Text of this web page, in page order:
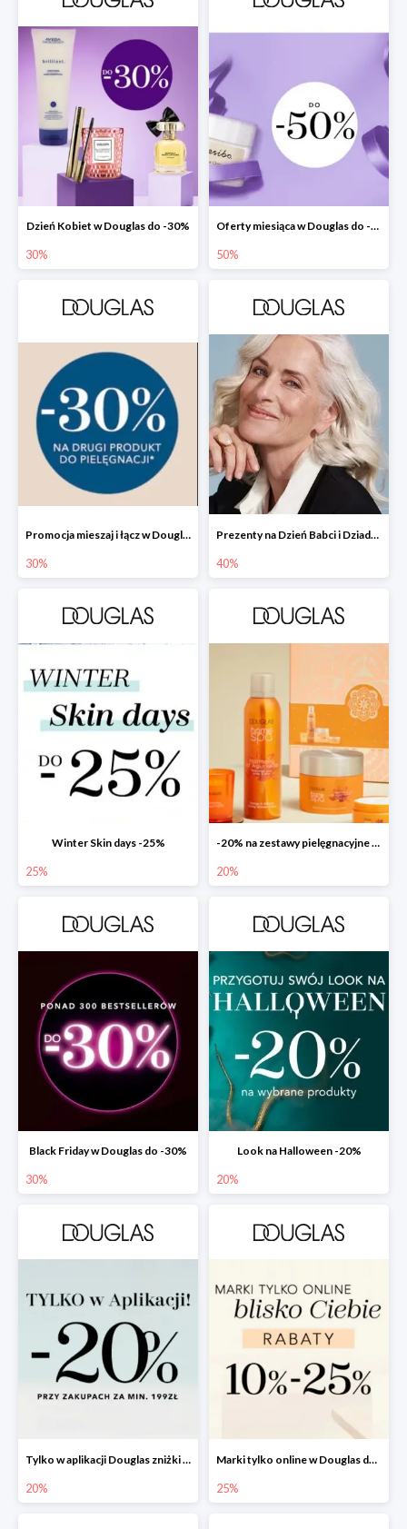
Dzień Kobiet w Douglas do -30%
30%
Oferty miesiąca w Douglas do -50%
50%
Promocja mieszaj i łącz w Douglas - drugi produkt -30%
30%
Prezenty na Dzień Babci i Dziadka w Douglas do -40%
40%
Winter Skin days -25%
25%
-20% na zestawy pielęgnacyjne w Douglas!
20%
Black Friday w Douglas do -30%
30%
Look na Halloween -20%
20%
Tylko w aplikacji Douglas zniżki -20%
20%
Marki tylko online w Douglas do -25%
25%